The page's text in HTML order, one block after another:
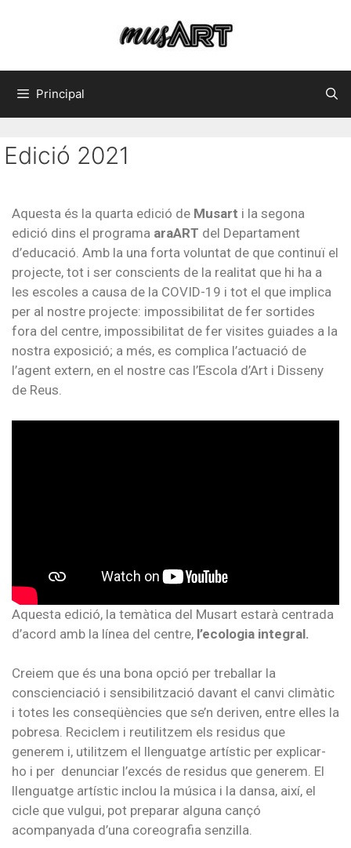
Principal
Edició 2021
Aquesta és la quarta edició de Musart i la segona
edició dins el programa araART del Departament
d’educació. Amb la una forta voluntat de que continuï el
projecte, tot i ser conscients de la realitat que hi ha a
les escoles a causa de la COVID-19 i tot el que implica
per al nostre projecte: impossibilitat de fer sortides
fora del centre, impossibilitat de fer visites guiades a la
nostra exposició; a més, es complica l’actuació de
l’agent extern, en el nostre cas l’Escola d’Art i Disseny
de Reus.
Aquesta edició, la temàtica del Musart estarà centrada
d’acord amb la línea del centre, l’ecologia integral.
Creiem que és una bona opció per treballar la
conscienciació i sensibilització davant el canvi climàtic
i totes les conseqüències que se’n deriven, entre elles la
pobresa. Reciclem i reutilitzem els residus que
generem i, utilitzem el llenguatge artístic per explicar-
ho i per denunciar l’excés de residus que generem. El
llenguatge artístic inclou la música i la dansa, així, el
cicle que vulgui, pot preparar alguna cançó
acompanyada d’una coreografia senzilla.